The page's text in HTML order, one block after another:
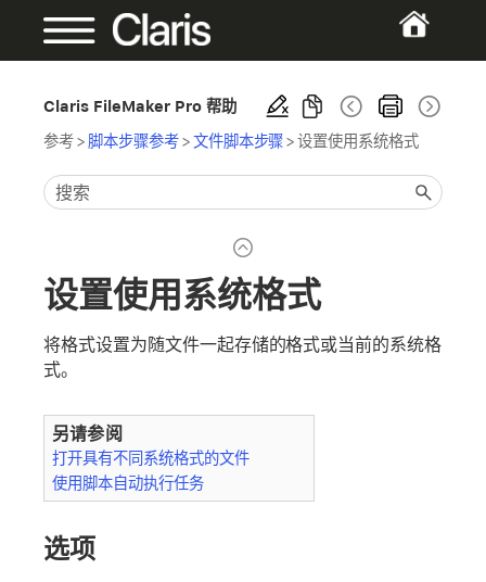
Claris FileMaker Pro 帮助
参考> 脚本步骤参考>文件脚本步骤> 设置使用系统格式
设置使用系统格式
将格式设置为随文件一起存储的格式或当前的系统格
式。
另请参阅
打开具有不同系统格式的文件
使用脚本自动执行任务
选项